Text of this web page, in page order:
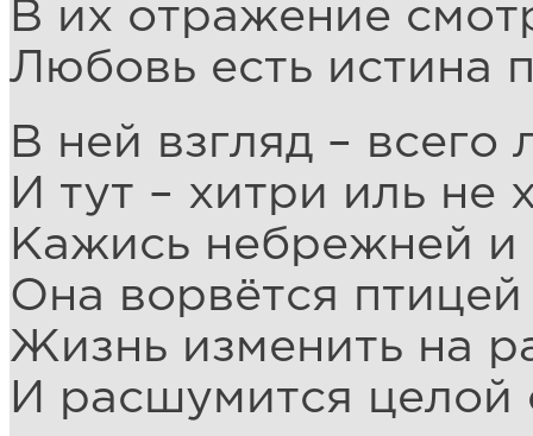
В их отражение
Любовь есть истина
В ней взгляд – всего
И тут – хитри иль не
Кажись небрежней и
Она ворвётся
Жизнь изменить на
И расшумится целой